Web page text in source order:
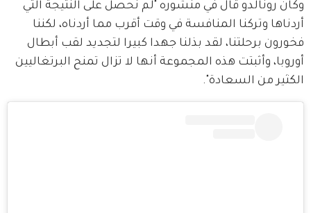
وكان رونالدو قال في منشوره "لم نحصل على النتيجة التي
أردناها وتركنا المنافسة في وقت أقرب مما أردناه، لكننا
فخورون برحلتنا، لقد بذلنا جهدا كبيرا لتجديد لقب أبطال
أوروبا، وأثبتت هذه المجموعة أنها لا تزال تمنح البرتغاليين
الكثير من السعادة".